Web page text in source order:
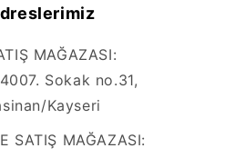
MAĞAZASI:
Sokak no.31,
Kayseri
SATIŞ MAĞAZASI: